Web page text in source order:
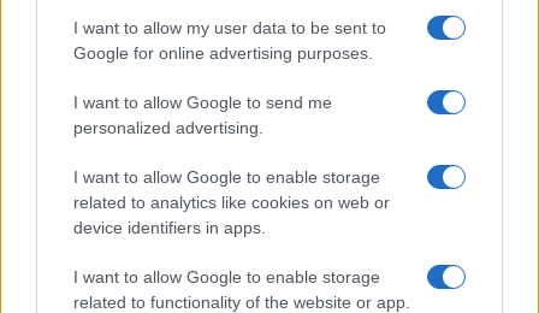
I want to allow my user data to be sent to
Google for online advertising purposes.
I want to allow Google to send me
personalized advertising.
I want to allow Google to enable storage
related to analytics like cookies on web or
device identifiers in apps.
I want to allow Google to enable storage
related to functionality of the website or app.
Continua a leggere